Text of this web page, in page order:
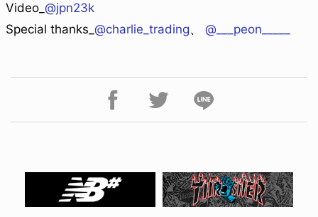
Video_ @jpn23k
Special thanks_ @charlie_trading、 @___peon_____